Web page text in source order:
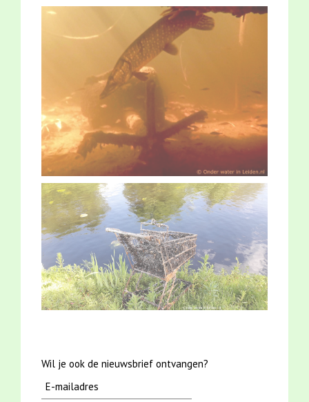
Wil je ook de nieuwsbrief ontvangen?